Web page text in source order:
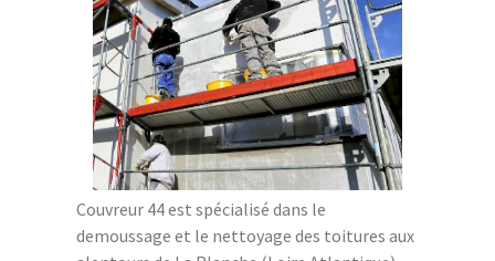
Couvreur 44 est spécialisé dans le
demoussage et le nettoyage des toitures aux